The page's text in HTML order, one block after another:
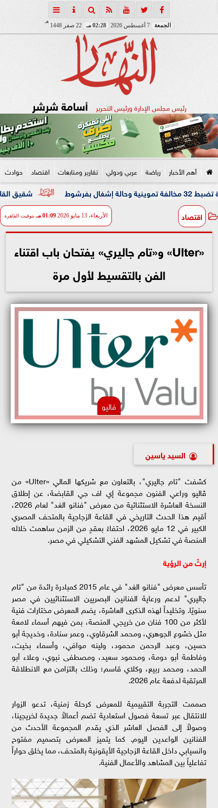
الجمعة 7 أغسطس 2026 02:28 مـ 22 صفر 1448
هـ
رئيس مجلس الإدارة ورئيس التحرير أسامة شرشر
أهم الأخبار رياضة عربي ودولي تقارير ومتابعات اقتصاد حوادث
شقيق القاضي المزيف:
اقتصاد الأربعاء، 13 مايو 2026 01:09 مـ بتوقيت القاهرة
«Ulter» و«تام جاليري» يفتحان باب اقتناء
الفن بالتقسيط لأول مرة
فاليو
السيد ياسين
كشفت "تام جاليري"، بالتعاون مع شريكها المالي «Ulter» من
ڤاليو وراعي الفنون مجموعة إي اف چي القابضة، عن إطلاق
النسخة العاشرة الاستثنائية من معرض "فنانو الغد" لعام 2026،
أقيم هذا الحدث التاريخي في القاعة الزجاجية بالمتحف المصري
الكبير في 12 مايو 2026، احتفاءً بعقدٍ من الزمن ساهمت خلاله
المنصة في تشكيل المشهد الفني التشكيلي في مصر.
إرثٌ من الرؤية
تأسس معرض "فنانو الغد" في عام 2015 كمبادرة رائدة من "تام
جاليري" لدعم ورعاية الفنانين البصريين الاستثنائيين في مصر
سنويًا. وتخليداً لهذه الذكرى العاشرة، يضم المعرض مختارات فنية
لأكثر من 100 فنان من خريجي المنصة، بمن فيهم أسماء لامعة
مثل خشوع الجوهري، ومحمد الشرقاوي، وعمر سنادة، وخديجة أبو
حسين، وعبد الرحمن محمود، ولينه موافي، وأسماء بخيت،
وفاطمة أبو دومة، ومحمود سعيد، ومصطفى نبوي، وعلاء أبو
الحمد، ومحمد ربيع، وكلاي قاسم؛ وذلك بالتزامن مع الانطلاقة
المرتقبة لدفعة عام 2026.
صممت التجربة التقييمية للمعرض كرحلة زمنية، تدعو الزوار
للانتقال عبر تسعة فصول استعادية تضم أعمالاً جديدة لخريجينا،
وصولاً إلى الفصل العاشر الذي يقدم المجموعة الأحدث من
الفنانين الواعدين اليوم. كما يتميز المعرض بتصميم مفتوح
وانسيابي داخل القاعة الزجاجية الأيقونية بالمتحف، مما يخلق حواراً
تفاعلياً بين المشاهد والأعمال الفنية.